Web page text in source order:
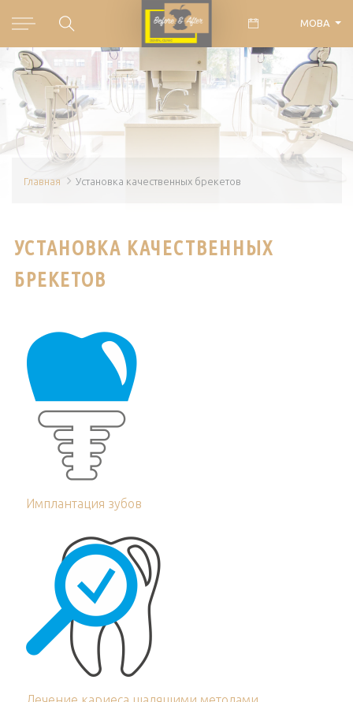
МОВА
Главная Установка качественных брекетов
УСТАНОВКА КАЧЕСТВЕННЫХ
БРЕКЕТОВ
Имплантация зубов